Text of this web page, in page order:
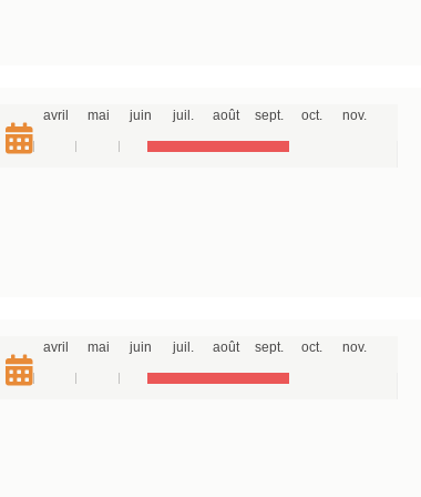
avril mai juin juil. août sept. oct. nov.
avril mai juin juil. août sept. oct. nov.